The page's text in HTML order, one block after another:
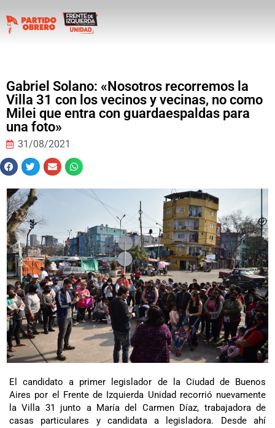
Gabriel Solano: «Nosotros recorremos la
Villa 31 con los vecinos y vecinas, no como
Milei que entra con guardaespaldas para
una foto»
31/08/2021
El candidato a primer legislador de la Ciudad de Buenos
Aires por el Frente de Izquierda Unidad recorrió nuevamente
la Villa 31 junto a María del Carmen Díaz, trabajadora de
casas particulares y candidata a legisladora. Desde ahí